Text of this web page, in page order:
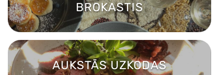
BROKASTIS
AUKSTĀS UZKODAS